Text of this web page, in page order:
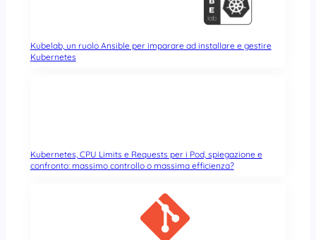
Kubelab, un ruolo Ansible per imparare ad installare e gestire
Kubernetes
Kubernetes, CPU Limits e Requests per i Pod, spiegazione e
confronto: massimo controllo o massima efficienza?